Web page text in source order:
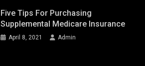
Five Tips For Purchasing
Supplemental Medicare Insurance
April 8, 2021 Admin